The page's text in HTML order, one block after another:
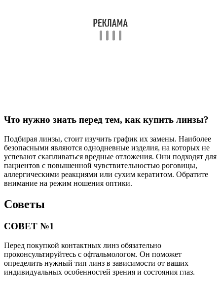
Что нужно знать перед тем, как купить линзы?
Подбирая линзы, стоит изучить график их замены. Наиболее
безопасными являются однодневные изделия, на которых не
успевают скапливаться вредные отложения. Они подходят для
пациентов с повышенной чувствительностью роговицы,
аллергическими реакциями или сухим кератитом. Обратите
внимание на режим ношения оптики.
Советы
СОВЕТ №1
Перед покупкой контактных линз обязательно
проконсультируйтесь с офтальмологом. Он поможет
определить нужный тип линз в зависимости от ваших
индивидуальных особенностей зрения и состояния глаз.